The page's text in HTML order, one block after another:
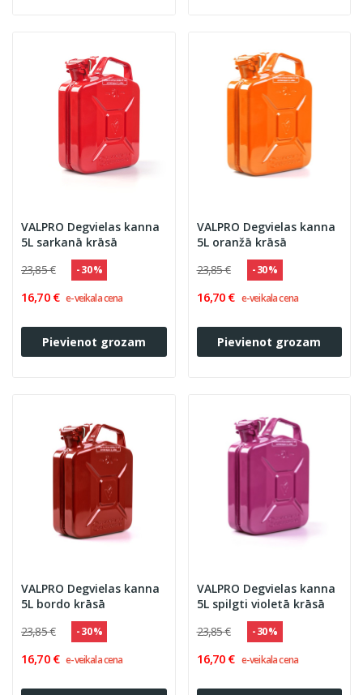
VALPRO Degvielas kanna
5L sarkanā krāsā
23,85 €
- 30 %
16,70 € e-veikala cena
Pievienot grozam
VALPRO Degvielas kanna
5L oranžā krāsā
23,85 €
- 30 %
16,70 € e-veikala cena
Pievienot grozam
VALPRO Degvielas kanna
5L bordo krāsā
23,85 €
- 30 %
16,70 € e-veikala cena
VALPRO Degvielas kanna
5L spilgti violetā krāsā
23,85 €
- 30 %
16,70 € e-veikala cena